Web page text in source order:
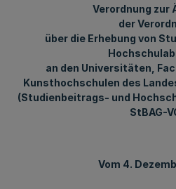
Verordnung zur
der
über die Erhebung von
an den Universitäten,
Kunsthochschulen des
(Studienbeitrags- und
StBAG-
Vom 4.